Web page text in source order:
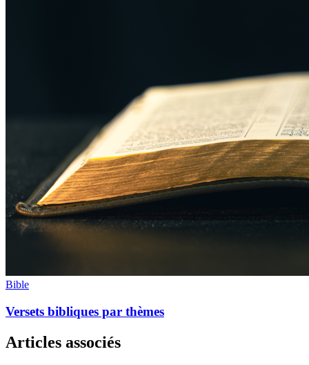
Bible
Versets bibliques par thèmes
Articles associés